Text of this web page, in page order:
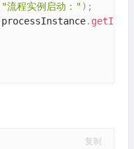
"流程实例启动：") ;
processInstance. getId
复制